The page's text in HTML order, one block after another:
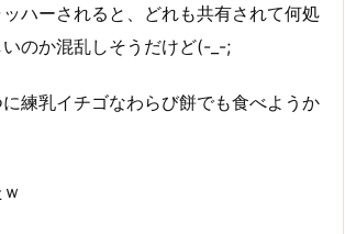
ハーされると、どれも共有されて何処
のか混乱しそうだけど(-_-;
練乳イチゴなわらび餅でも食べようか